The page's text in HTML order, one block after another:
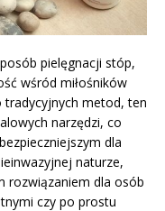
pielęgnacji stóp,
wśród miłośników
tradycyjnych metod, ten
narzędzi, co
dla
naturze,
rozwiązaniem dla osób
czy po prostu